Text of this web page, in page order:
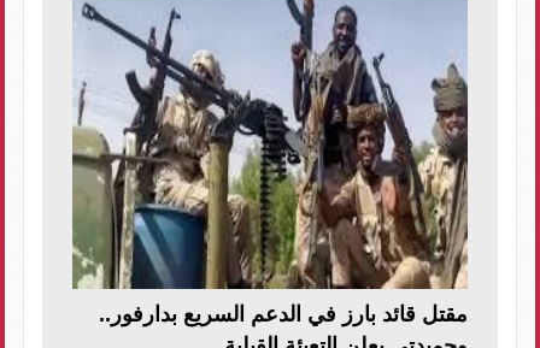
مقتل قائد بارز في الدعم السريع بدارفور..